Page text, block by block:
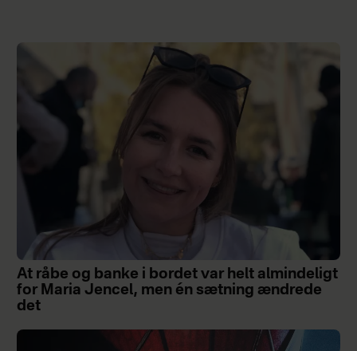
At råbe og banke i bordet var helt almindeligt
for Maria Jencel, men én sætning ændrede
det